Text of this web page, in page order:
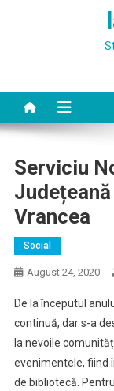
Serviciu
Vrancea
Social
August 24, 2020
De la începutul
continuă, dar s-a
la nevoile
evenimentele, fiind
de bibliotecă.